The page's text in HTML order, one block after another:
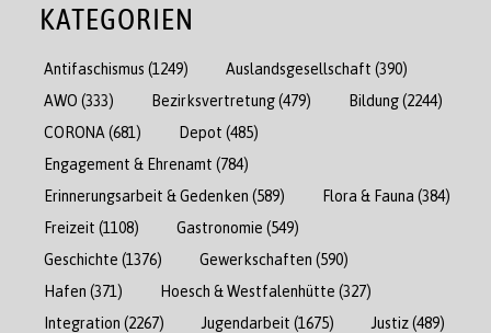
KATEGORIEN
Antifaschismus (1249) Auslandsgesellschaft (390)
AWO (333) Bezirksvertretung(479) Bildung(2244)
CORONA (681) Depot (485)
Engagement & Ehrenamt (784)
Erinnerungsarbeit & Gedenken (589) Flora & Fauna (384)
Freizeit (1108) Gastronomie (549)
Geschichte (1376) Gewerkschaften (590)
Hafen (371) Hoesch & Westfalenhütte (327)
Integration (2267) Jugendarbeit (1675) Justiz(489)